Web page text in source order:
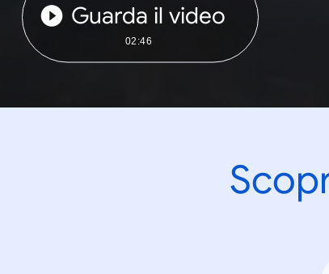
Guarda il video
02:46